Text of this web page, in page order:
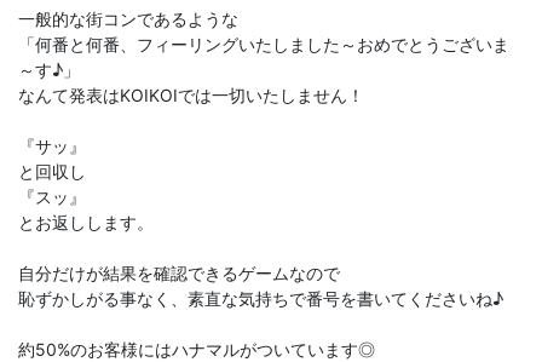
一般的な街コンであるような
「何番と何番、フィーリングいたしました～おめでとうございま
～す♪」
なんて発表はKOIKOIでは一切いたしません！
『サッ』
と回収し
『スッ』
とお返しします。
自分だけが結果を確認できるゲームなので
恥ずかしがる事なく、素直な気持ちで番号を書いてくださいね♪
約50%のお客様にはハナマルがついています◎